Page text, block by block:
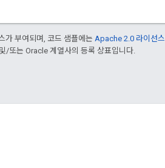
가 부여되며, 코드 샘플에는 Apache 2.0 라이선스
/또는 Oracle 계열사의 등록 상표입니다.